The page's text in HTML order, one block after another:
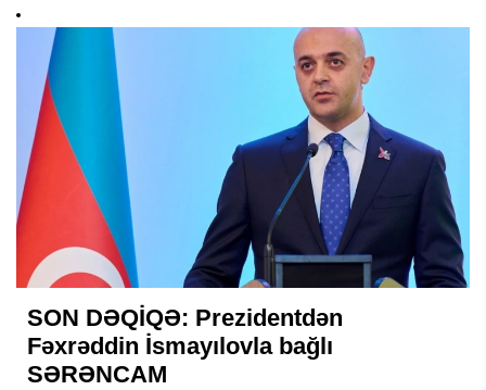
SON DƏQİQƏ: Prezidentdən
Fəxrəddin İsmayılovla bağlı
SƏRƏNCAM